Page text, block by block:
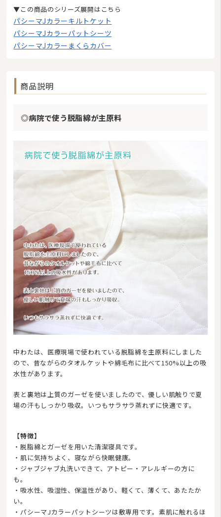
▼この商品のシリーズ展開はこちら
パシーマJカラーキルトケット
パシーマJカラーパットシーツ
パシーマJカラーまくらカバー
商品説明
◎病院で使う脱脂綿が主原料
中わたは、医療現場で使われている脱脂綿を主原料にしました
ので、昔ながらのタオルケットや綿毛布に比べて150%以上の吸
水性があります。
表と裏地は上質のガーゼを使いましたので、優しい肌触りで夏
場の汗もしっかり吸収。いつもサラサラ蒸れずに快適です。
【特徴】
・脱脂綿とガーゼを用いた清潔寝具です。
・肌に気持ちよく、寝ながら快眠健康。
・ジャブジャブ丸洗いできて、アトピー・アレルギーの方に
も。
・吸水性、吸湿性、保温性があり、軽くて、薄くて、あたたか
い。
・パシーマJカラーパットシーツは敷専用です。素肌に触れるほ